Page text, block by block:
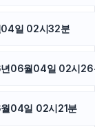
04일 02시32분
년06월04일 02시26
04일 02시21분